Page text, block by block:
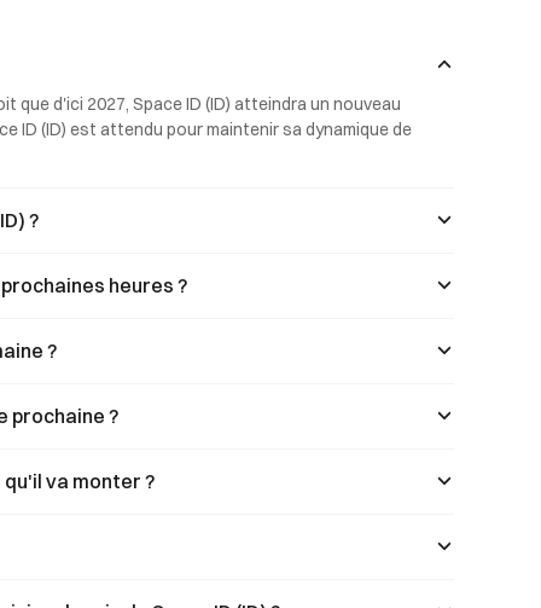
ID et
sur le prix.
applications concrètes.
que d'ici 2027, Space ID (ID) atteindra un nouveau
ID (ID) est attendu pour maintenir sa dynamique de
?
heures ?
?
prochaine ?
qu'il va monter ?